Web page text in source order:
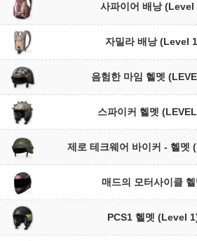
사파이어 배낭 (Level
자밀라 배낭 (Level
음험한 마임 헬멧
스파이커 헬멧
제로 테크웨어 바이커 - 헬멧
매드의 모터사이클 헬
PCS1 헬멧 (Level